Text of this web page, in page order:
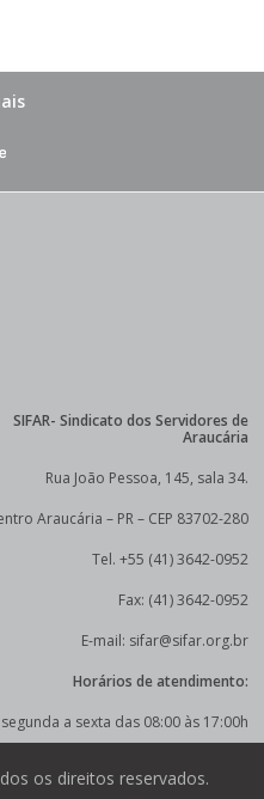
SIFAR- Sindicato dos Servidores de
Araucária
Rua João Pessoa, 145, sala 34.
Araucária – PR – CEP 83702-280
Tel. +55 (41) 3642-0952
Fax: (41) 3642-0952
E-mail: sifar@sifar.org.br
Horários de atendimento:
a sexta das 08:00 às 17:00h
os direitos reservados.